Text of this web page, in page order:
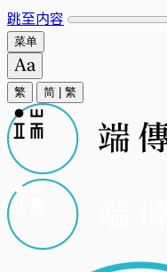
跳至内容
菜单
繁 简 繁